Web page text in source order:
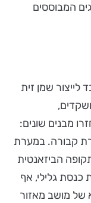
המבוססים
לייצור שמן זית
מבנים שונים:
קבורה. במערת
הביזאנטית
כנסת גלילי, אף
של מושב מאזור